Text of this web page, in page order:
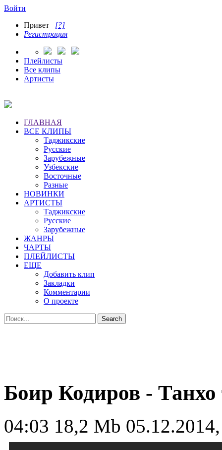
Войти
Привет [?]
Регистрация
Плейлисты
Все клипы
Артисты
ГЛАВНАЯ
ВСЕ КЛИПЫ
Таджикские
Русские
Зарубежные
Узбекские
Восточные
Разные
НОВИНКИ
АРТИСТЫ
Таджикские
Русские
Зарубежные
ЖАНРЫ
ЧАРТЫ
ПЛЕЙЛИСТЫ
ЕЩЕ
Добавить клип
Закладки
Комментарии
О проекте
Боир Кодиров - Танхо
04:03 18,2 Mb